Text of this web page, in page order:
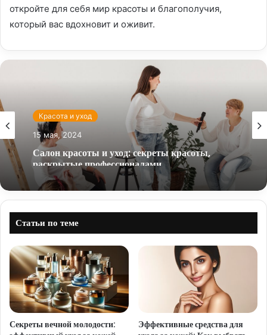
откройте для себя мир красоты и благополучия,
который вас вдохновит и оживит.
Красота и уход
15 мая, 2024
Салон красоты и уход: секреты красоты,
раскрытые профессионалами
Статьи по теме
Секреты вечной молодости:
Эффективные средства для